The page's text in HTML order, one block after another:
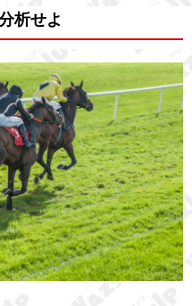
析せよ